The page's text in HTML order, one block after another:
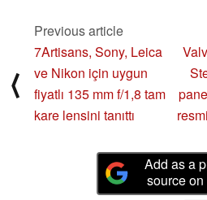
⟨
Previous article
7Artisans, Sony, Leica
ve Nikon için uygun
fiyatlı 135 mm f/1,8 tam
kare lensini tanıttı
Add as a
source